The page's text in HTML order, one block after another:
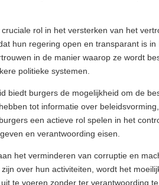
rol in het versterken van het
hun regering open en transparant is
in de manier waarop ze wordt
politieke systemen.
biedt burgers de mogelijkheid om de
tot informatie over
een actieve rol spelen in het
en verantwoording eisen.
het verminderen van corruptie en
over hun activiteiten, wordt het
te voeren zonder ter verantwoording